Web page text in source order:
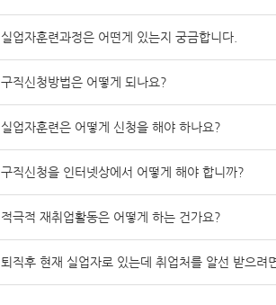
실업자훈련과정은 어떤게 있는지 궁금합니다.
구직신청방법은 어떻게 되나요?
실업자훈련은 어떻게 신청을 해야 하나요?
구직신청을 인터넷상에서 어떻게 해야 합니까?
적극적 재취업활동은 어떻게 하는 건가요?
퇴직후 현재 실업자로 있는데 취업처를 알선 받으려